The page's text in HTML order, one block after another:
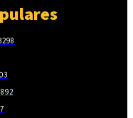
892